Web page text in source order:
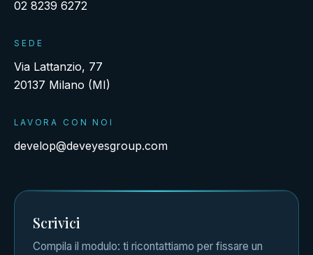
02 8239 6272
SEDE
Via Lattanzio, 77
20137 Milano (MI)
LAVORA CON NOI
develop@deveyesgroup.com
Scrivici
Compila il modulo: ti ricontattiamo per fissare un